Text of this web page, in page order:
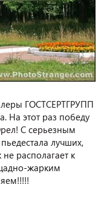
ГОСТСЕРТГРУПП
На этот раз победу
С серьезным
лучших,
располагает к
жарким